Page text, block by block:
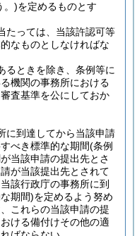
。)を定めるものとす
たっては、当該許認可等
なものとしなければな
るときを除き、条例等に
機関の事務所における
査基準を公にしておか
に到達してから当該申請
べき標準的な期間(条例
当該申請の提出先とさ
が当該提出先とされて
該行政庁の事務所に到
期間)を定めるよう努め
これらの当該申請の提
ける備付けその他の適